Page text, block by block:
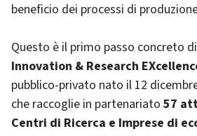
beneficio dei processi di
Questo è il primo passo concreto di
Innovation & Research
pubblico-privato nato il 12
che raccoglie in partenariato 57
Centri di Ricerca e Imprese di